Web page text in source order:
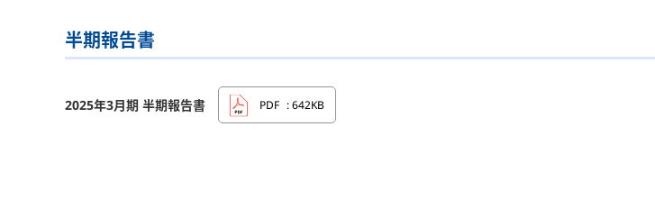
半期報告書
2025年3月期 半期報告書 PDF : 642KB